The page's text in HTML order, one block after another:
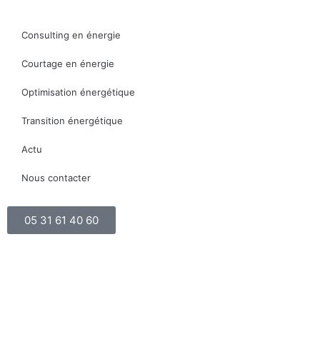
Consulting en énergie
Courtage en énergie
Optimisation énergétique
Transition énergétique
Actu
Nous contacter
05 31 61 40 60